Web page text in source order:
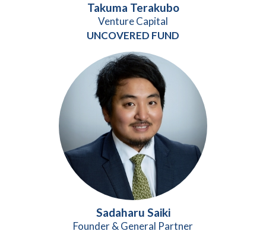
Takuma Terakubo
Venture Capital
UNCOVERED FUND
Sadaharu Saiki
Founder & General Partner